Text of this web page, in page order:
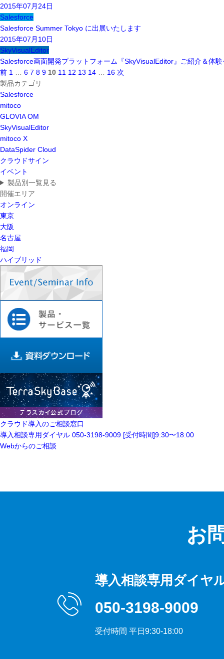
2015年07月24日
Salesforce
Salesforce Summer Tokyo に出展いたします
2015年07月10日
SkyVisualEditor
Salesforce画面開発プラットフォーム『SkyVisualEditor』ご紹介＆体
前 1 6 7 8 9 10 11 12 13 14 16 次
製品カテゴリ
Salesforce
mitoco
GLOVIA OM
SkyVisualEditor
mitoco X
DataSpider Cloud
クラウドサイン
イベント
製品別一覧見る
開催エリア
オンライン
東京
大阪
名古屋
福岡
ハイブリッド
クラウド導入のご相談窓口
導入相談専用ダイヤル 050-3198-9009 [受付時間]9:30〜18:00
Webからのご相談
お
導入相談専用ダイヤ
050-3198-9009
受付時間 平日9:30-18:00